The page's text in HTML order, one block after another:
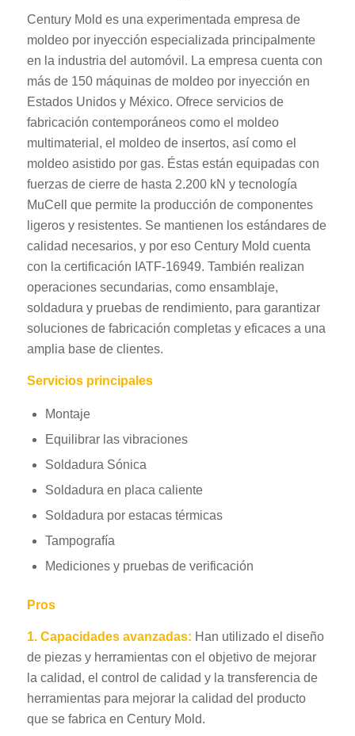
Century Mold es una experimentada empresa de
moldeo por inyección especializada principalmente
en la industria del automóvil. La empresa cuenta con
más de 150 máquinas de moldeo por inyección en
Estados Unidos y México. Ofrece servicios de
fabricación contemporáneos como el moldeo
multimaterial, el moldeo de insertos, así como el
moldeo asistido por gas. Éstas están equipadas con
fuerzas de cierre de hasta 2.200 kN y tecnología
MuCell que permite la producción de componentes
ligeros y resistentes. Se mantienen los estándares de
calidad necesarios, y por eso Century Mold cuenta
con la certificación IATF-16949. También realizan
operaciones secundarias, como ensamblaje,
soldadura y pruebas de rendimiento, para garantizar
soluciones de fabricación completas y eficaces a una
amplia base de clientes.
Servicios principales
Montaje
Equilibrar las vibraciones
Soldadura Sónica
Soldadura en placa caliente
Soldadura por estacas térmicas
Tampografía
Mediciones y pruebas de verificación
Pros
1. Capacidades avanzadas: Han utilizado el diseño
de piezas y herramientas con el objetivo de mejorar
la calidad, el control de calidad y la transferencia de
herramientas para mejorar la calidad del producto
que se fabrica en Century Mold.